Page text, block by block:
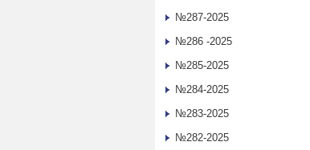
№287-2025
№286 -2025
№285-2025
№284-2025
№283-2025
№282-2025